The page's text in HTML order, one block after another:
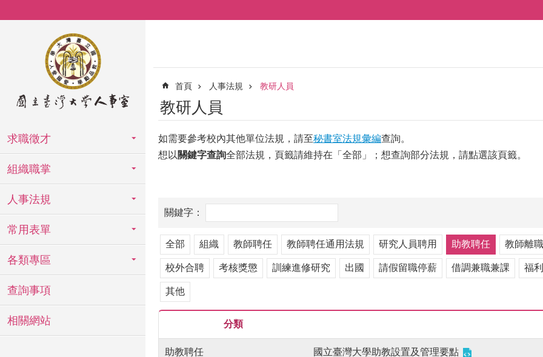
求職徵才
組織職掌
人事法規
常用表單
各類專區
查詢事項
相關網站
首頁 人事法規 教研人員
教研人員
如需要參考校內其他單位法規，請至秘書室法規彙編查詢。
想以 關鍵字查詢全部法規，頁籤請維持在「全部」；想查詢部分法規，請點選該頁籤。
全部 組織 教師聘任 教師聘任通用法規 研究人員聘用 助教聘任 教師離職
校外合聘 考核獎懲 訓練進修研究 出國 請假留職停薪 借調兼職兼課 福
其他
分類
助教聘任 國立臺灣大學助教設置及管理要點